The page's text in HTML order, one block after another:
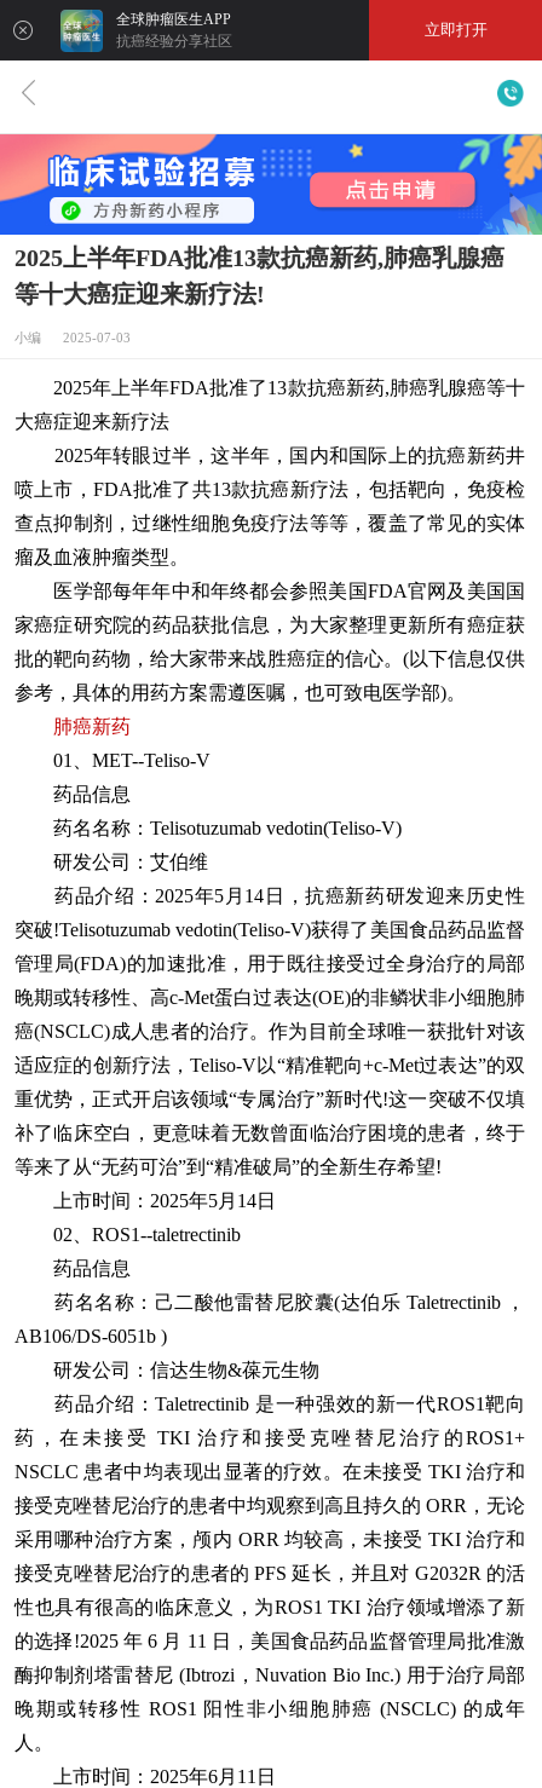
全球肿瘤医生APP
抗癌经验分享社区
立即打开
2025上半年FDA批准13款抗癌新药,肺癌乳腺癌
等十大癌症迎来新疗法!
小编 2025-07-03
2025年上半年FDA批准了13款抗癌新药,肺癌乳腺癌等十
大癌症迎来新疗法
2025年转眼过半，这半年，国内和国际上的抗癌新药井
喷上市，FDA批准了共13款抗癌新疗法，包括靶向，免疫检
查点抑制剂，过继性细胞免疫疗法等等，覆盖了常见的实体
瘤及血液肿瘤类型。
医学部每年年中和年终都会参照美国FDA官网及美国国
家癌症研究院的药品获批信息，为大家整理更新所有癌症获
批的靶向药物，给大家带来战胜癌症的信心。(以下信息仅供
参考，具体的用药方案需遵医嘱，也可致电医学部)。
肺癌新药
01、MET--Teliso-V
药品信息
药名名称：Telisotuzumab vedotin(Teliso-V)
研发公司：艾伯维
药品介绍：2025年5月14日，抗癌新药研发迎来历史性
突破!Telisotuzumab vedotin(Teliso-V)获得了美国食品药品监督
管理局(FDA)的加速批准，用于既往接受过全身治疗的局部
晚期或转移性、高c-Met蛋白过表达(OE)的非鳞状非小细胞肺
癌(NSCLC)成人患者的治疗。作为目前全球唯一获批针对该
适应症的创新疗法，Teliso-V以“精准靶向+c-Met过表达”的双
重优势，正式开启该领域“专属治疗”新时代!这一突破不仅填
补了临床空白，更意味着无数曾面临治疗困境的患者，终于
等来了从“无药可治”到“精准破局”的全新生存希望!
上市时间：2025年5月14日
02、ROS1--taletrectinib
药品信息
药名名称：己二酸他雷替尼胶囊(达伯乐 Taletrectinib ，
AB106/DS-6051b )
研发公司：信达生物&葆元生物
药品介绍：Taletrectinib 是一种强效的新一代ROS1靶向
药，在未接受 TKI 治疗和接受克唑替尼治疗的ROS1+
NSCLC 患者中均表现出显著的疗效。在未接受 TKI 治疗和
接受克唑替尼治疗的患者中均观察到高且持久的 ORR，无论
采用哪种治疗方案，颅内 ORR 均较高，未接受 TKI 治疗和
接受克唑替尼治疗的患者的 PFS 延长，并且对 G2032R 的活
性也具有很高的临床意义，为ROS1 TKI 治疗领域增添了新
的选择!2025 年 6 月 11 日，美国食品药品监督管理局批准激
酶抑制剂塔雷替尼 (Ibtrozi，Nuvation Bio Inc.) 用于治疗局部
晚期或转移性 ROS1 阳性非小细胞肺癌 (NSCLC) 的成年
人。
上市时间：2025年6月11日